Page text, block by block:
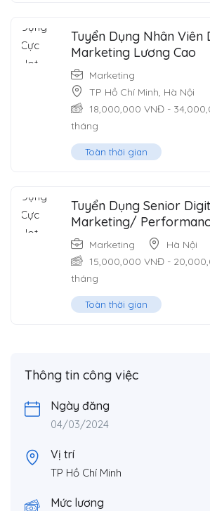
Tuyển Dụng Nhân Viên
Marketing Lương Cao
Marketing
TP Hồ Chí Minh, Hà Nội
18,000,000 VNĐ -
tháng
Toàn thời gian
Tuyển Dụng Senior
Marketing/
Marketing
Hà Nội
15,000,000 VNĐ -
tháng
Toàn thời gian
Thông tin công việc
Ngày đăng
04/03/2024
Vị trí
TP Hồ Chí Minh
Mức lương